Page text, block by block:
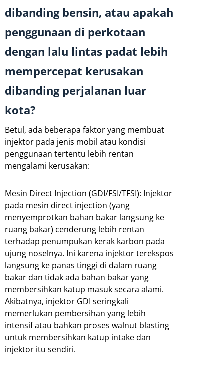
dibanding bensin, atau apakah
penggunaan di perkotaan
dengan lalu lintas padat lebih
mempercepat kerusakan
dibanding perjalanan luar
kota?
Betul, ada beberapa faktor yang membuat
injektor pada jenis mobil atau kondisi
penggunaan tertentu lebih rentan
mengalami kerusakan:
Mesin Direct Injection (GDI/FSI/TFSI): Injektor
pada mesin direct injection (yang
menyemprotkan bahan bakar langsung ke
ruang bakar) cenderung lebih rentan
terhadap penumpukan kerak karbon pada
ujung noselnya. Ini karena injektor terekspos
langsung ke panas tinggi di dalam ruang
bakar dan tidak ada bahan bakar yang
membersihkan katup masuk secara alami.
Akibatnya, injektor GDI seringkali
memerlukan pembersihan yang lebih
intensif atau bahkan proses walnut blasting
untuk membersihkan katup intake dan
injektor itu sendiri.